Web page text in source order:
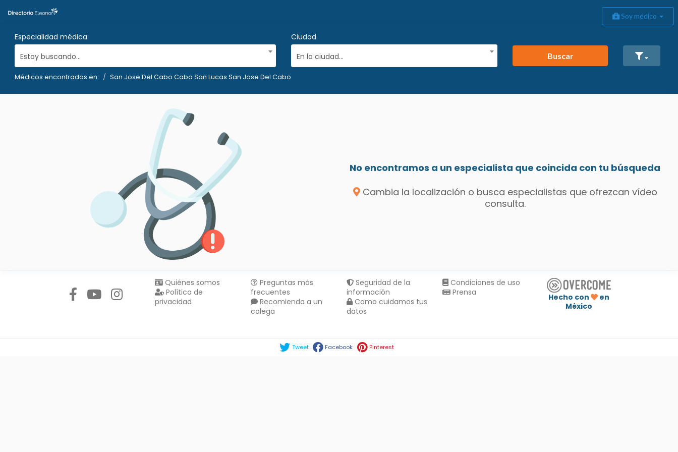
Soy médico
Especialidad médica
Estoy buscando...
Ciudad
En la ciudad...
Buscar
Médicos encontrados en: San Jose Del Cabo Cabo San Lucas San Jose Del Cabo
No encontramos a un especialista que coincida con tu búsqueda
Cambia la localización o busca especialistas que ofrezcan vídeo
consulta.
Quiénes somos
Política de
privacidad
Preguntas más
frecuentes
Recomienda a un
colega
Seguridad de la
información
Como cuidamos tus
datos
Condiciones de uso
Prensa
Hecho con
en
México
Tweet Facebook Pinterest